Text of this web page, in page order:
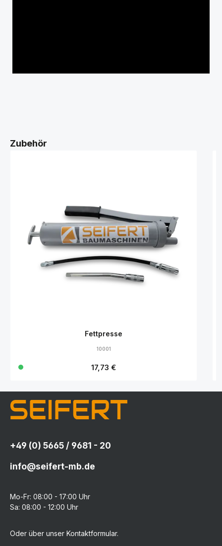
Zubehör
Fettpresse
10001
Regulärer Preis:
17,73 €
+49 (0) 5665 / 9681 - 20
info@seifert-mb.de
Mo-Fr: 08:00 - 17:00 Uhr
Sa: 08:00 - 12:00 Uhr
Oder über unser Kontaktformular.